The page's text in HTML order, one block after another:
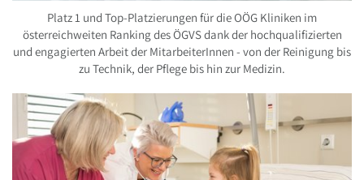
Platz 1 und Top-Platzierungen für die OÖG Kliniken im
österreichweiten Ranking des ÖGVS dank der hochqualifizierten
und engagierten Arbeit der MitarbeiterInnen - von der Reinigung bis
zu Technik, der Pflege bis hin zur Medizin.